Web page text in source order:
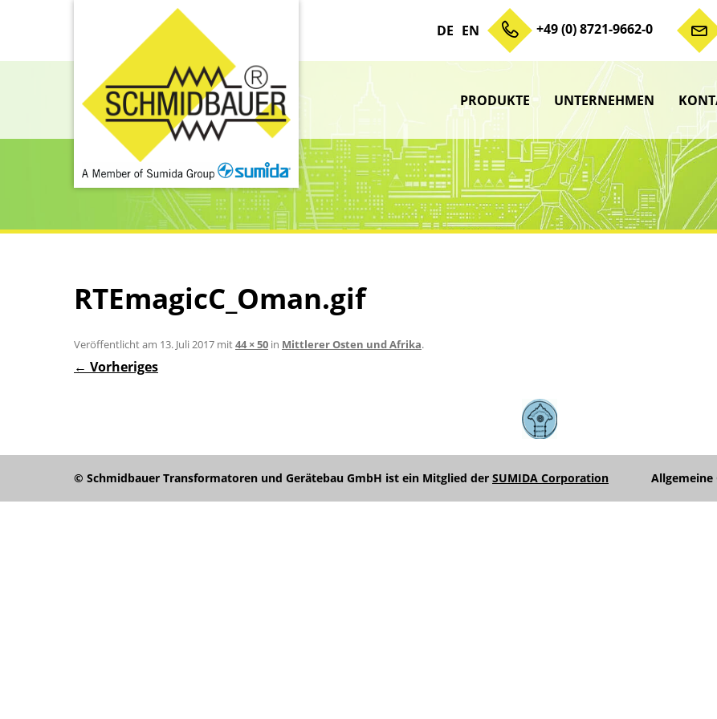
DE EN +49 (0) 8721-9662-0
Zum Inhalt springen
PRODUKTE
anzeigen
anzeigen
anzeigen
UNTERNEHMEN
RTEmagicC_Oman.gif
Veröffentlicht am 13. Juli 2017 mit44 × 50 in Mittlerer Osten und Afrika.
← Vorheriges
© Schmidbauer Transformatoren und Gerätebau GmbH ist ein Mitglied der SUMIDA Corporation Allgemeine